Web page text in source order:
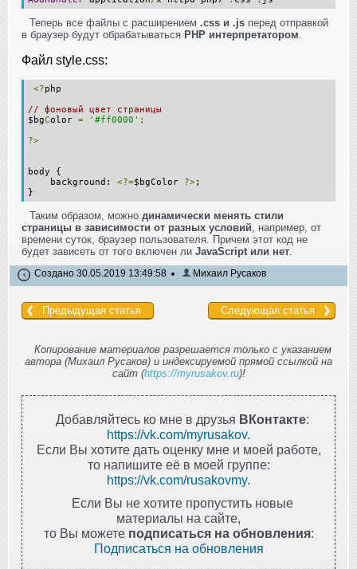
Теперь все файлы с расширением .css и .js перед отправкой
в браузер будут обрабатываться PHP интерпретатором
Файл style.css:
<?php
// фоновый цвет страницы
$bgСolor = '#ff0000' ;
?>
body {
background: <?=$bgColor ?>;
}
Таким образом, можно динамически менять стили
страницы в зависимости от разных условий, например, от
времени суток, браузер пользователя. Причем этот код не
будет зависеть от того включен ли JavaScript или нет.
Создано 30.05.2019 13:49:58 Михаил Русаков
Предыдущая статья Следующая статья
Копирование материалов разрешается только с указанием
автора (Михаил Русаков) и индексируемой прямой ссылкой на
сайт (https://myrusakov.ru)!
Добавляйтесь ко мне в друзья ВКонтакте:
https://vk.com/myrusakov.
Если Вы хотите дать оценку мне и моей работе,
то напишите её в моей группе:
https://vk.com/rusakovmy.
Если Вы не хотите пропустить новые
материалы на сайте,
то Вы можете подписаться на обновления:
Подписаться на обновления